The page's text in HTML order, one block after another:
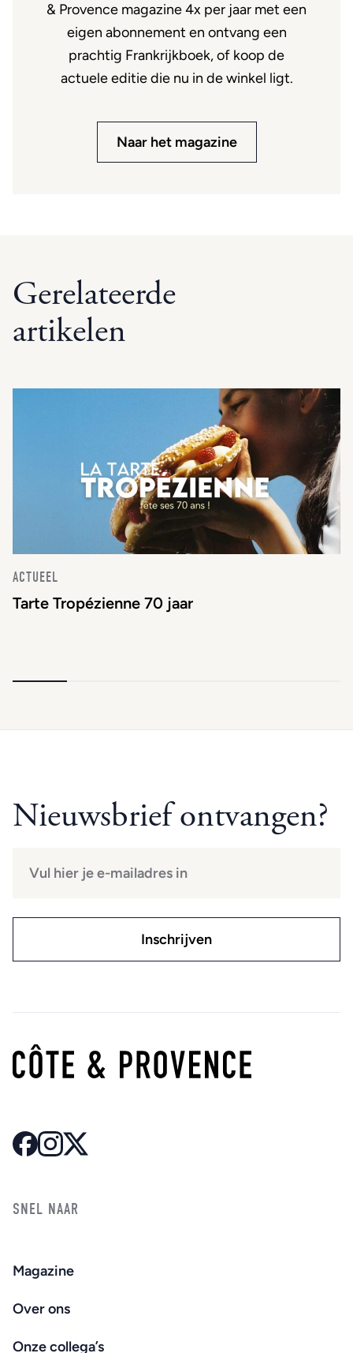
& Provence magazine 4x per jaar met een
eigen abonnement en ontvang een
prachtig Frankrijkboek, of koop de
actuele editie die nu in de winkel ligt.
Naar het magazine
Gerelateerde
artikelen
ACTUEEL
Tarte Tropézienne 70 jaar
Nieuwsbrief ontvangen?
SNEL NAAR
Magazine
Over ons
Onze collega’s